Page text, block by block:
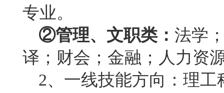
专业。
②管理、文职类： 法学
译；财会；金融；人力资
2、一线技能方向： 理工